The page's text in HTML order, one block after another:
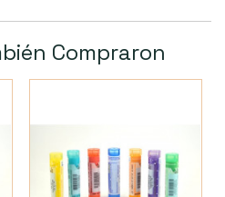
Compraron